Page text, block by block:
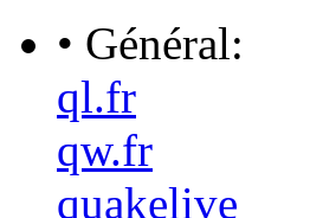
• Général:
ql.fr
qw.fr
quakelive